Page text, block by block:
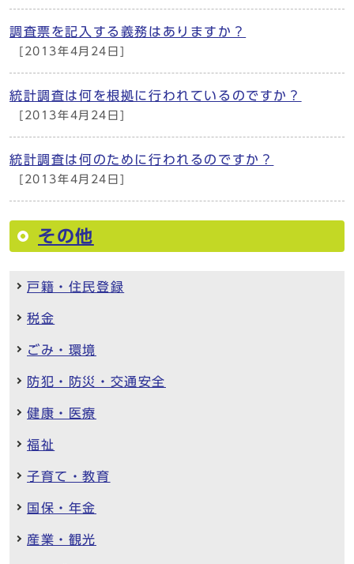
調査票を記入する義務はありますか？
[2013年4月24日]
統計調査は何を根拠に行われているのですか？
[2013年4月24日]
統計調査は何のために行われるのですか？
[2013年4月24日]
その他
戸籍・住民登録
税金
ごみ・環境
防犯・防災・交通安全
健康・医療
福祉
子育て・教育
国保・年金
産業・観光